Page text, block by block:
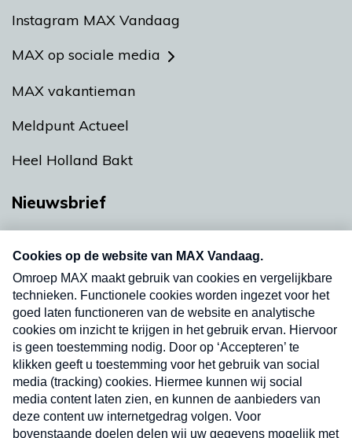
Instagram MAX Vandaag
MAX op sociale media
MAX vakantieman
Meldpunt Actueel
Heel Holland Bakt
Nieuwsbrief
nieuwsbrief. Elke vrijdag- en dinsdagochtend in
uw mailbox.
Verzend